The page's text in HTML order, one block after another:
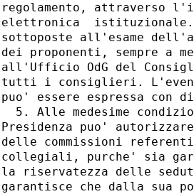
regolamento,
elettronica  istituzionale.
sottoposte all'esame
dei proponenti, sempre a
all'Ufficio OdG del
tutti i consiglieri.
puo' essere espressa con
5. Alle medesime
Presidenza puo'
delle commissioni
collegiali, purche' sia
la riservatezza delle
garantisce che dalla sua